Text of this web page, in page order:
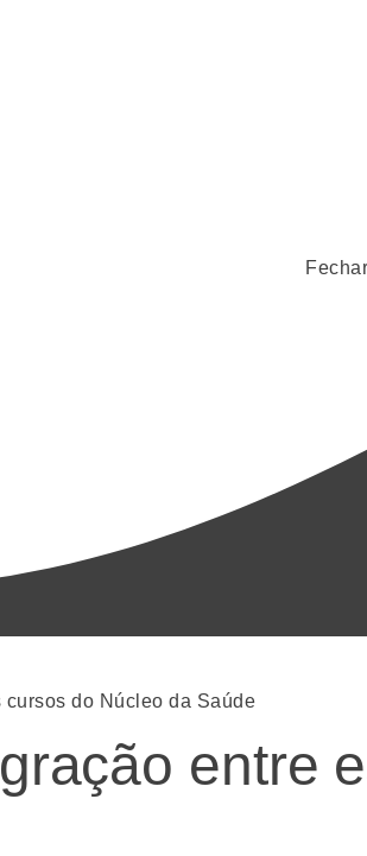
Fechar
do Núcleo da Saúde
entre